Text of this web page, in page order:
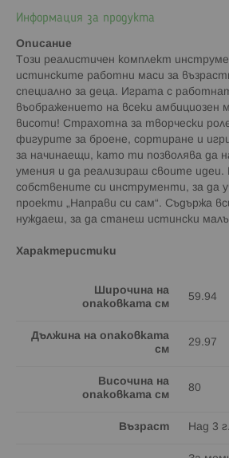
Информация за продукта
Описание
Този реалистичен комплект
истинските работни маси за
специално за деца. Играта с
въображението на всеки амбициозен
висоти! Страхотна за творчески
фигурите за броене, сортиране и
за начинаещи, като ти позволява да
умения и да реализираш своите идеи.
собствените си инструменти, за да
проекти „Направи си сам“. Съдържа
нуждаеш, за да станеш истински
Характеристики
Широчина на
опаковката см
59.94
Дължина на опаковката
см
29.97
Височина на
опаковката см
80
Възраст Над 3 г.